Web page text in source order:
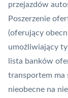
przejazdów
Poszerzenie
(oferujący
umożliwiający
lista banków
transportem ma
nieobecne na